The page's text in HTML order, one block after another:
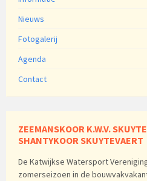
Nieuws
Fotogalerij
Agenda
Contact
ZEEMANSKOOR K.W.V.
SHANTYKOOR SKUYTEVAERT
De Katwijkse Watersport
zomerseizoen in de